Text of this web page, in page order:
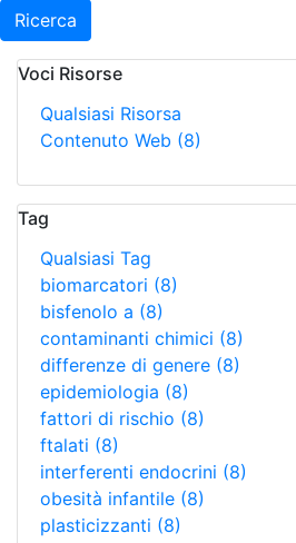
Ricerca
Voci Risorse
Qualsiasi Risorsa
Contenuto Web (8)
Tag
Qualsiasi Tag
biomarcatori (8)
bisfenolo a (8)
contaminanti chimici (8)
differenze di genere (8)
epidemiologia (8)
fattori di rischio (8)
ftalati (8)
interferenti endocrini (8)
obesità infantile (8)
plasticizzanti (8)